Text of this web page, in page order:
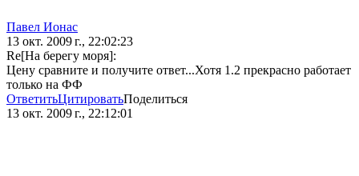
Павел Ионас
13 окт. 2009 г., 22:02:23
Re[На берегу моря]:
Цену сравните и получите ответ...Хотя 1.2 прекрасно работает
только на ФФ
ОтветитьЦитироватьПоделиться
13 окт. 2009 г., 22:12:01